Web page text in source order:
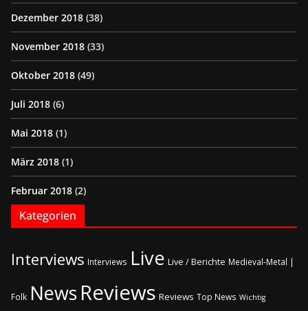
Dezember 2018 (38)
November 2018 (33)
Oktober 2018 (49)
Juli 2018 (6)
Mai 2018 (1)
März 2018 (1)
Februar 2018 (2)
Kategorien
Interviews Interviews Live Live / Berichte Medieval-Metal |
Folk NewsReviews Reviews Top News Wichtig